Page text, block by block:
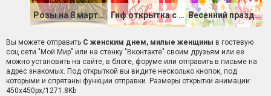
Розы на 8 марта женщине Гиф открытка с праздником 8 марта в стихах Весенний праздник добра
Вы можете отправить С женским днем, милые женщины в гостевую
соц сети "Мой Мир" или на стенку "Вконтакте" своим друзьям или ее
можно установить на сайте, в блоге, форуме или отправить в письме на
адрес знакомых. Под открыткой вы видите несколько кнопок, под
которыми и спрятаны функции отправки. Размеры открытки анимации:
450x450px/1271.8Kb